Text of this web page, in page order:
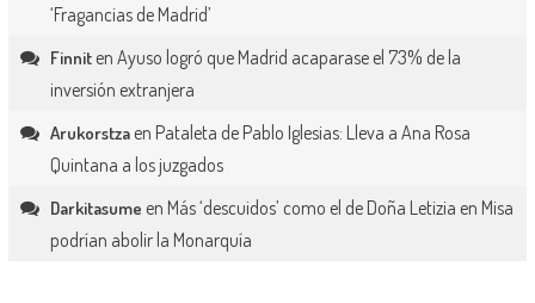
‘Fragancias de Madrid’
Finniten Ayuso logró que Madrid acaparase el 73% de la
inversión extranjera
Arukorstzaen Pataleta de Pablo Iglesias: Lleva a Ana Rosa
Quintana a los juzgados
Darkitasume en Más ‘descuidos’ como el de Doña Letizia en Misa
podrían abolir la Monarquía